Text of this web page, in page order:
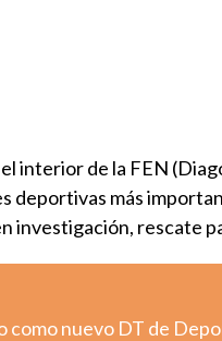
interior de la FEN
deportivas más
investigación, rescate
como nuevo DT de